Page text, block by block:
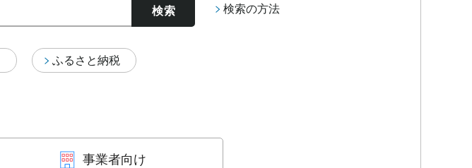
検索の方法
ふるさと納税
事業者向け